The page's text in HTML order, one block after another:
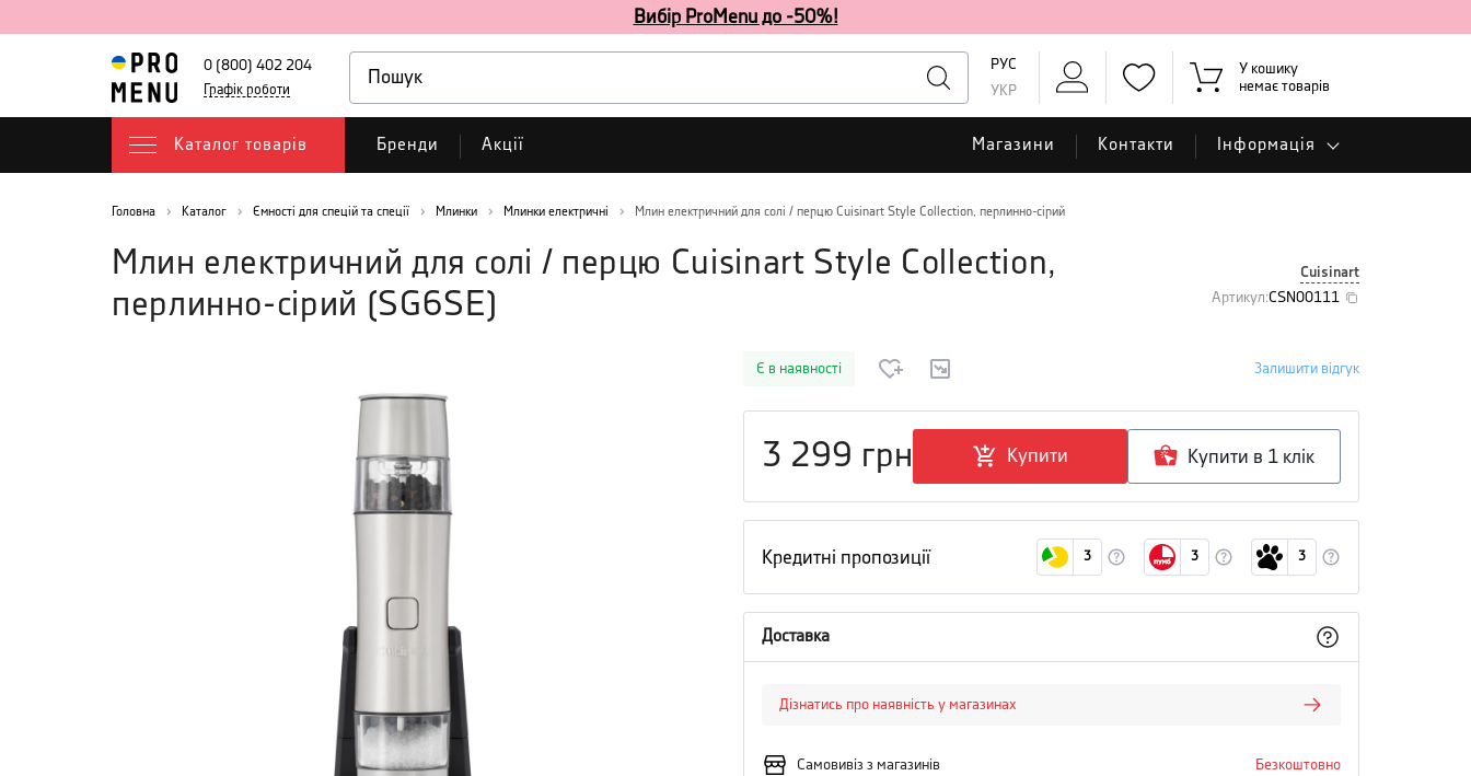
Вибір ProMenu до -50%!
0 (800) 402 204
Графік роботи
РУС
УКР
У кошику
немає товарів
Каталог товарів Бренди Акції Магазини Контакти Інформація
Головна Каталог Ємності для спецій та спеції Млинки Млинки електричні Млин електричний для солі / перцю Cuisinart Style Collection, перлинно-сірий
Млин електричний для солі / перцю Cuisinart Style Collection,
перлинно-сірий (SG6SE)
Cuisinart
Артикул:CSN00111
Є в наявності Залишити відгук
3 299 грн Купити Купити в 1 клiк
Кредитні пропозиції 3 3 3
Доставка
Дізнатись про наявність у магазинах
Самовивіз з магазинів Безкоштовно